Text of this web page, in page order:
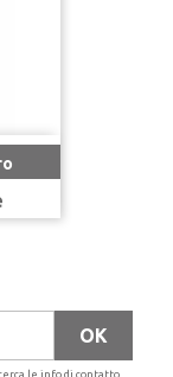
le info di contatto